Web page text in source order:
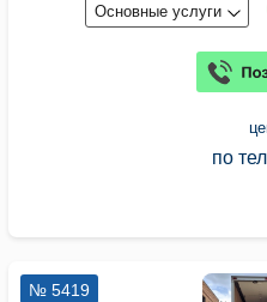
Основные услуги
по
№ 5419